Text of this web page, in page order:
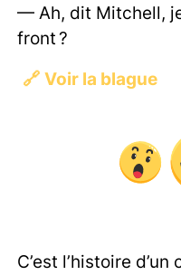
— Ah, dit Mitchell,
front ?
🔗 Voir la blague
C’est l’histoire